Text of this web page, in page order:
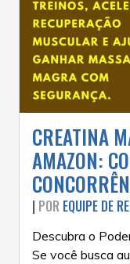
CREATINA
AMAZON:
| POR EQUIPE DE
Descubra o
Se você busca